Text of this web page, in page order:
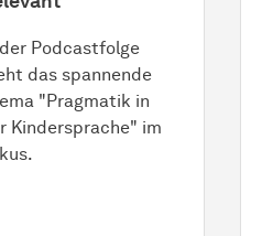
der Podcastfolge
das spannende
"Pragmatik in
Kindersprache" im